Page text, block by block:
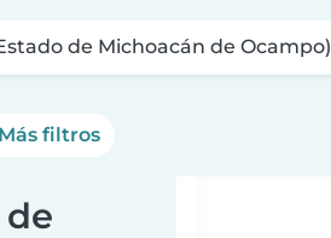
de Michoacán de Ocampo)
Más filtros